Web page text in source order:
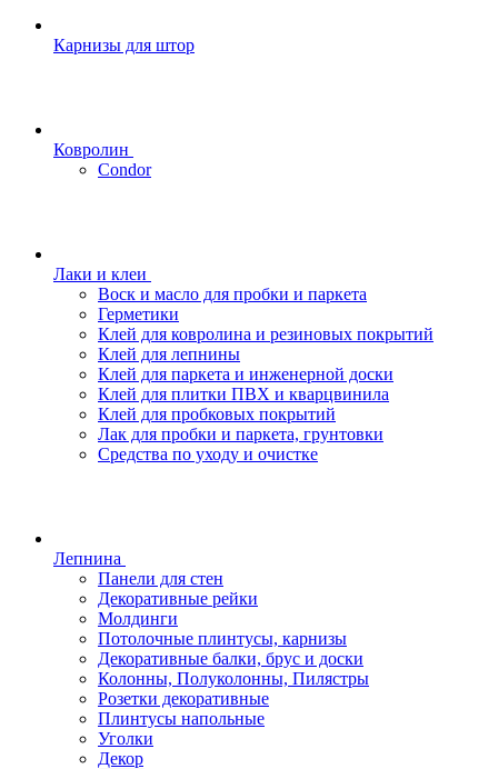
Карнизы для штор
Ковролин
Condor
Лаки и клеи
Воск и масло для пробки и паркета
Герметики
Клей для ковролина и резиновых покрытий
Клей для лепнины
Клей для паркета и инженерной доски
Клей для плитки ПВХ и кварцвинила
Клей для пробковых покрытий
Лак для пробки и паркета, грунтовки
Средства по уходу и очистке
Лепнина
Панели для стен
Декоративные рейки
Молдинги
Потолочные плинтусы, карнизы
Декоративные балки, брус и доски
Колонны, Полуколонны, Пилястры
Розетки декоративные
Плинтусы напольные
Уголки
Декор